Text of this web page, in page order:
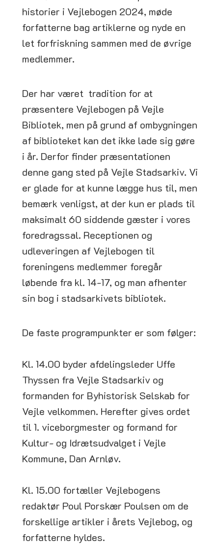
historier i Vejlebogen 2024, møde
forfatterne bag artiklerne og nyde en
let forfriskning sammen med de øvrige
medlemmer.
Der har været tradition for at
præsentere Vejlebogen på Vejle
Bibliotek, men på grund af ombygningen
af biblioteket kan det ikke lade sig gøre
i år. Derfor finder præsentationen
denne gang sted på Vejle Stadsarkiv. Vi
er glade for at kunne lægge hus til, men
bemærk venligst, at der kun er plads til
maksimalt 60 siddende gæster i vores
foredragssal. Receptionen og
udleveringen af Vejlebogen til
foreningens medlemmer foregår
løbende fra kl. 14-17, og man afhenter
sin bog i stadsarkivets bibliotek.
De faste programpunkter er som følger:
Kl. 14.00 byder afdelingsleder Uffe
Thyssen fra Vejle Stadsarkiv og
formanden for Byhistorisk Selskab for
Vejle velkommen. Herefter gives ordet
til 1. viceborgmester og formand for
Kultur- og Idrætsudvalget i Vejle
Kommune, Dan Arnløv.
Kl. 15.00 fortæller Vejlebogens
redaktør Poul Porskær Poulsen om de
forskellige artikler i årets Vejlebog, og
forfatterne hyldes.